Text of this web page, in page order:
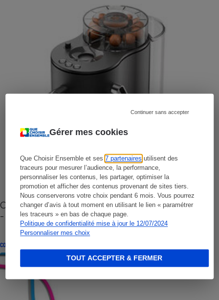
Gérer mes cookies
Que Choisir Ensemble et ses7 partenaires utilisent des
traceurs pour mesurer l’audience, la performance,
personnaliser les contenus, les partager, optimiser la
promotion et afficher des contenus provenant de sites tiers.
Nous conserverons votre choix pendant 6 mois. Vous pourrez
changer d’avis à tout moment en utilisant le lien « paramétrer
les traceurs » en bas de chaque page.
Politique de confidentialité mise à jour le 12/07/2024
Personnaliser mes choix
Continuer sans accepter
TOUT ACCEPTER & FERMER
Cafetière à capsules zéro déchet CoffeeB (vidéo)
- Premières impressions
CONSEILS